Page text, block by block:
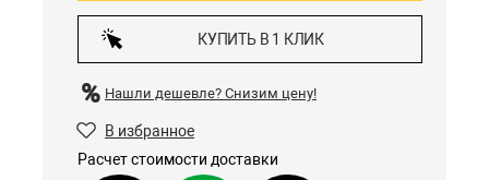
КУПИТЬ В 1 КЛИК
Нашли дешевле? Снизим цену!
В избранное
Расчет стоимости доставки